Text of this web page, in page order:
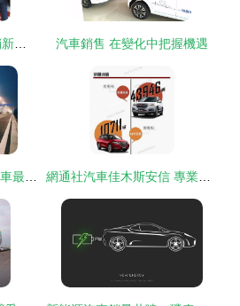
汽車銷售 在變化中把握機遇